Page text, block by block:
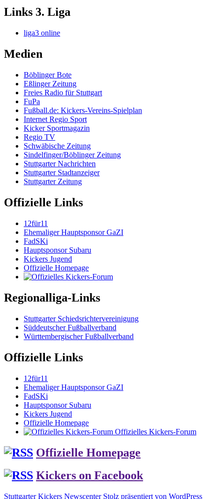
Links 3. Liga
liga3 online
Medien
Böblinger Bote
Eßlinger Zeitung
Freies Radio für Stuttgart
FuPa
Fußball.de: Kickers-Vereins-Spielplan
Internet Regio Sport
Kicker Sportmagazin
Regio TV
Schwäbische Zeitung
Sindelfinger/Böblinger Zeitung
Stuttgarter Nachrichten
Stuttgarter Stadtanzeiger
Stuttgarter Zeitung
Offizielle Links
12für11
Ehemaliger Hauptsponsor GaZI
FadSKi
Hauptsponsor Subaru
Kickers Jugend
Offizielle Homepage
Regionalliga-Links
Stuttgarter Schiedsrichtervereinigung
Süddeutscher Fußballverband
Württembergischer Fußballverband
Offizielle Links
12für11
Ehemaliger Hauptsponsor GaZI
FadSKi
Hauptsponsor Subaru
Kickers Jugend
Offizielle Homepage
Offizielles Kickers-Forum
Offizielle Homepage
Kickers on Facebook
Stuttgarter Kickers Newscenter Stolz präsentiert von WordPress